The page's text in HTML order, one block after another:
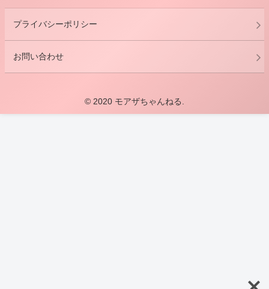
プライバシーポリシー
お問い合わせ
© 2020 モアザちゃんねる.